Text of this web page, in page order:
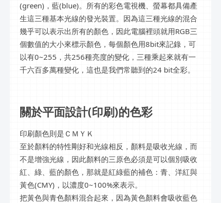
(green)，藍(blue)。所有的彩色電視機、螢幕都具備產
生這三種基本光線的發光裝置。因為這三種光線的混合
幾乎可以表示出所有的顏色，因此電腦裡頭就用RGB三
個數值的大小來標示顏色，每個顏色用8bit來記錄，可
以有0~255，共256種亮度的變化，三種乘起來就有一
千六百多萬種變化，這也是我們常聽到的24 bit全彩。
關於平面設計(印刷)的色彩
印刷顏色則是ＣＭＹＫ
至於顏料的特性剛好和光線相反，顏料是吸收光線，而
不是增強光線，因此顏料的三原色必須是可以個別吸收
紅、綠、藍的顏色，那就是紅綠藍的補色：青、洋紅與
黃色(CMY)，以濃度0~100%來表示。
把黃色與青色顏料混合起來，因為黃色顏料會吸收藍色